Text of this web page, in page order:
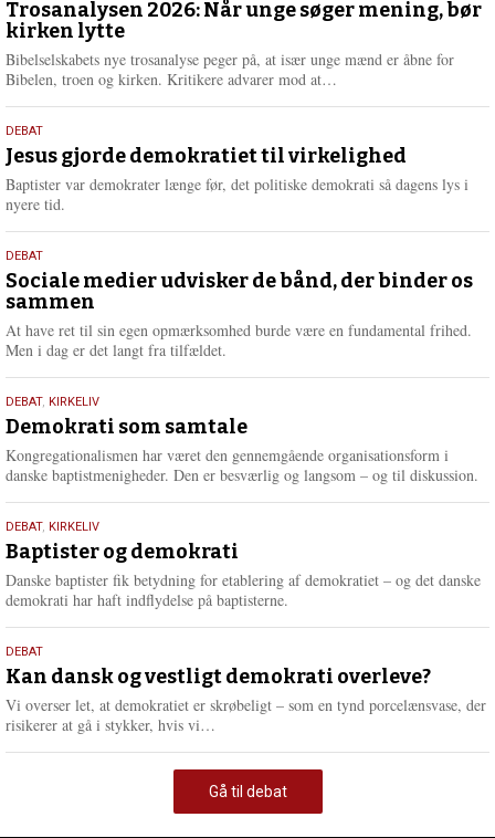
e
juni
2026
Trosanalysen 2026: Når unge søger mening, bør
kirken lytte
Bibelselskabets nye trosanalyse peger på, at især unge mænd er åbne for
Bibelen, troen og kirken. Kritikere advarer mod at…
e
r
18.
maj
2026
DEBAT
Jesus gjorde demokratiet til virkelighed
Baptister var demokrater længe før, det politiske demokrati så dagens lys i
nyere tid.
18.
maj
2026
DEBAT
Sociale medier udvisker de bånd, der binder os
sammen
At have ret til sin egen opmærksomhed burde være en fundamental frihed.
Men i dag er det langt fra tilfældet.
18.
maj
2026
DEBAT, KIRKELIV
Demokrati som samtale
Kongregationalismen har været den gennemgående organisationsform i
danske baptistmenigheder. Den er besværlig og langsom – og til diskussion.
18.
maj
2026
DEBAT, KIRKELIV
Baptister og demokrati
Danske baptister fik betydning for etablering af demokratiet – og det danske
demokrati har haft indflydelse på baptisterne.
18.
maj
2026
DEBAT
Kan dansk og vestligt demokrati overleve?
Vi overser let, at demokratiet er skrøbeligt – som en tynd porcelænsvase, der
risikerer at gå i stykker, hvis vi…
m
e
Gå til debat